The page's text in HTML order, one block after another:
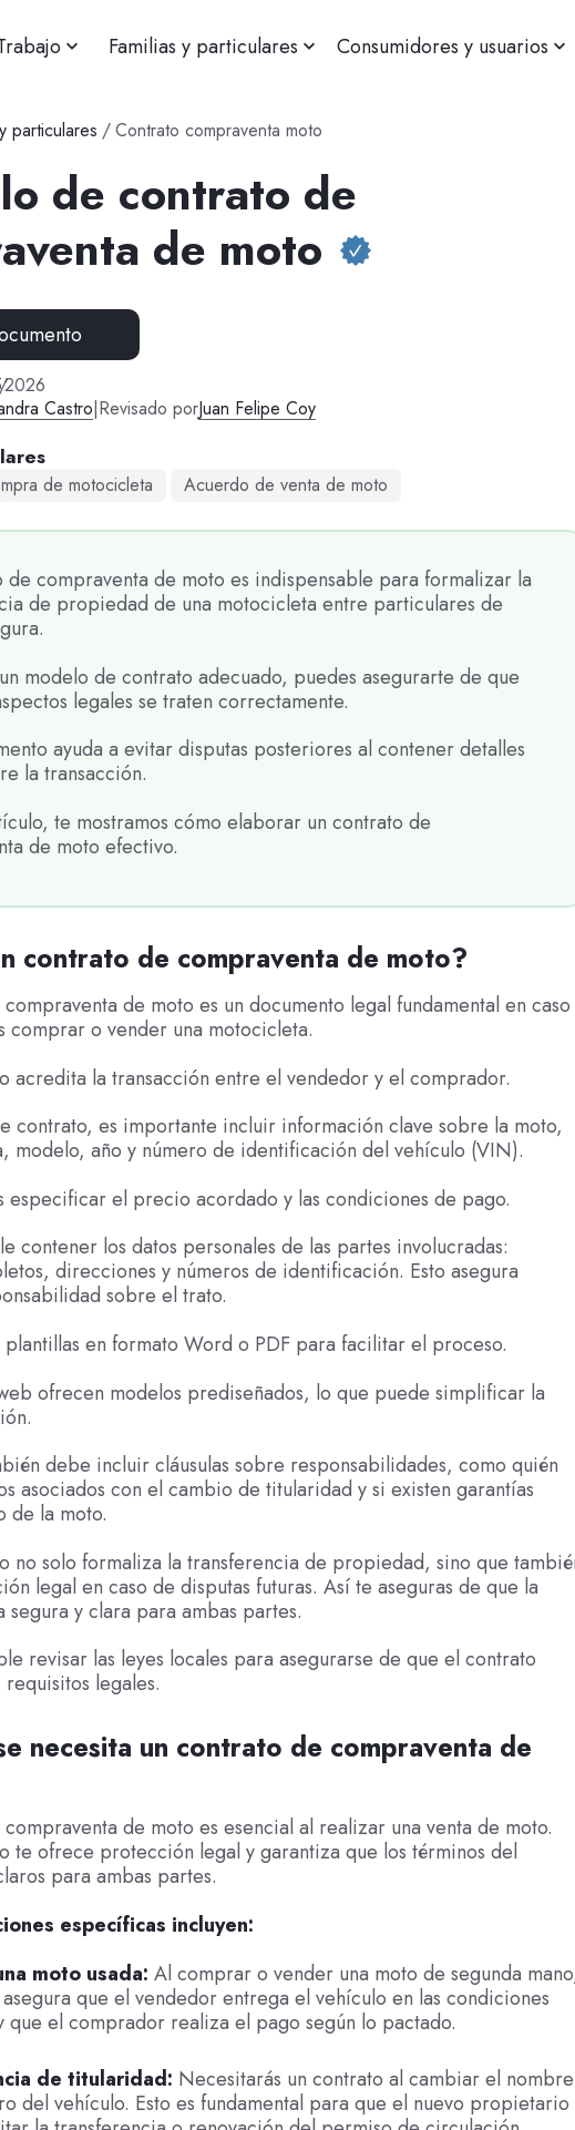
Familias y particulares Consumidores y usuarios
particulares /Contrato compraventa moto
de contrato de
de moto
/2026
Castro|Revisado porJuan Felipe Coy
de motocicleta Acuerdo de venta de moto
de compraventa de moto es indispensable para formalizar la
de propiedad de una motocicleta entre particulares de
modelo de contrato adecuado, puedes asegurarte de que
legales se traten correctamente.
ayuda a evitar disputas posteriores al contener detalles
la transacción.
te mostramos cómo elaborar un contrato de
de moto efectivo.
contrato de compraventa de moto?
de moto es un documento legal fundamental en caso
comprar o vender una motocicleta.
acredita la transacción entre el vendedor y el comprador.
contrato, es importante incluir información clave sobre la moto,
modelo, año y número de identificación del vehículo (VIN).
especificar el precio acordado y las condiciones de pago.
contener los datos personales de las partes involucradas:
direcciones y números de identificación. Esto asegura
sobre el trato.
en formato Word o PDF para facilitar el proceso.
ofrecen modelos prediseñados, lo que puede simplificar la
debe incluir cláusulas sobre responsabilidades, como quién
asociados con el cambio de titularidad y si existen garantías
de la moto.
no solo formaliza la transferencia de propiedad, sino que
legal en caso de disputas futuras. Así te aseguras de que la
segura y clara para ambas partes.
revisar las leyes locales para asegurarse de que el contrato
legales.
necesita un contrato de compraventa de
de moto es esencial al realizar una venta de moto.
te ofrece protección legal y garantiza que los términos del
para ambas partes.
específicas incluyen:
moto usada: Al comprar o vender una moto de segunda
que el vendedor entrega el vehículo en las condiciones
que el comprador realiza el pago según lo pactado.
de titularidad: Necesitarás un contrato al cambiar el nombre
del vehículo. Esto es fundamental para que el nuevo propietario